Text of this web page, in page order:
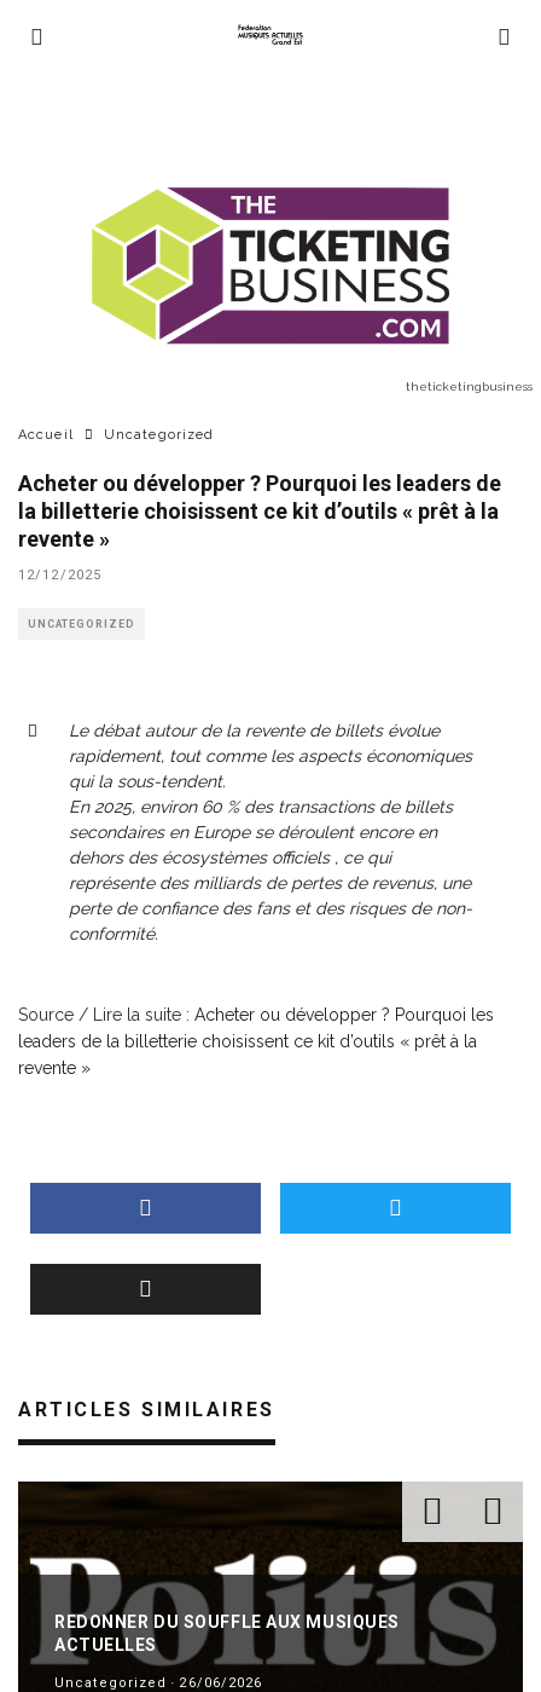
theticketingbusiness
Accueil Uncategorized
Acheter ou développer ? Pourquoi les leaders de
la billetterie choisissent ce kit d’outils « prêt à la
revente »
12/12/2025
UNCATEGORIZED
Le débat autour de la revente de billets évolue
rapidement, tout comme les aspects économiques
qui la sous-tendent.
En 2025, environ 60 % des transactions de billets
secondaires en Europe se déroulent encore en
dehors des écosystèmes officiels , ce qui
représente des milliards de pertes de revenus, une
perte de confiance des fans et des risques de non-
conformité.
Source / Lire la suite : Acheter ou développer ? Pourquoi les
leaders de la billetterie choisissent ce kit d’outils « prêt à la
revente »
ARTICLES SIMILAIRES
REDONNER DU SOUFFLE AUX MUSIQUES
ACTUELLES
Uncategorized · 26/06/2026